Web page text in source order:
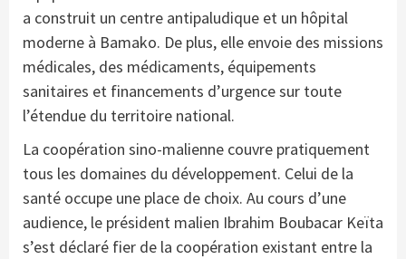
a construit un centre antipaludique et un hôpital
moderne à Bamako. De plus, elle envoie des missions
médicales, des médicaments, équipements
sanitaires et financements d’urgence sur toute
l’étendue du territoire national.
La coopération sino-malienne couvre pratiquement
tous les domaines du développement. Celui de la
santé occupe une place de choix. Au cours d’une
audience, le président malien Ibrahim Boubacar Keïta
s’est déclaré fier de la coopération existant entre la